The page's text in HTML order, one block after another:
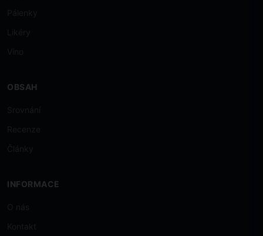
OBSAH
INFORMACE